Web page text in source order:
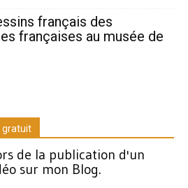
français des
françaises au musée de
gratuit
de la publication d'un
sur mon Blog.